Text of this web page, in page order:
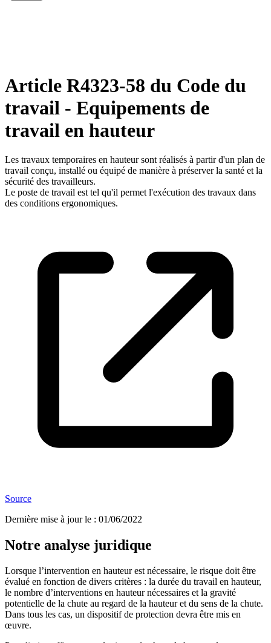
Article R4323-58 du Code du
travail - Equipements de
travail en hauteur
Les travaux temporaires en hauteur sont réalisés à partir d'un plan de
travail conçu, installé ou équipé de manière à préserver la santé et la
sécurité des travailleurs.
Le poste de travail est tel qu'il permet l'exécution des travaux dans
des conditions ergonomiques.
Source
Dernière mise à jour le : 01/06/2022
Notre analyse juridique
Lorsque l’intervention en hauteur est nécessaire, le risque doit être
évalué en fonction de divers critères : la durée du travail en hauteur,
le nombre d’interventions en hauteur nécessaires et la gravité
potentielle de la chute au regard de la hauteur et du sens de la chute.
Dans tous les cas, un dispositif de protection devra être mis en
œuvre.